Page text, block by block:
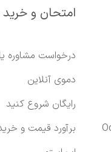
امتحان و خرید
درخواست مشاوره
دموی آنلاین
رایگان شروع کنید
برآورد قیمت و